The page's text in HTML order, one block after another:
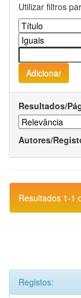
Utilizar filtros
Resultados/
Autores/
Resultados 1-1
Registos: